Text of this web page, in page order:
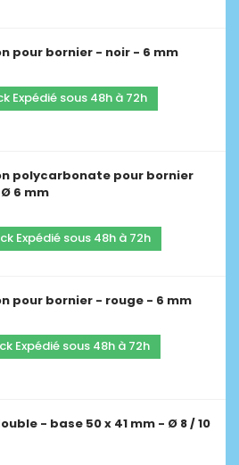
pour bornier - noir - 6 mm
Expédié sous 48h à 72h
polycarbonate pour bornier
6 mm
Expédié sous 48h à 72h
pour bornier - rouge - 6 mm
Expédié sous 48h à 72h
- base 50 x 41 mm - Ø 8 / 10